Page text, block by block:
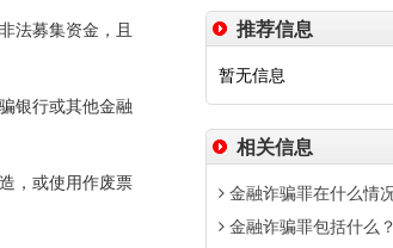
法募集资金，且
银行或其他金融
，或使用作废票
推荐信息
暂无信息
相关信息
金融诈骗罪在什么情
金融诈骗罪包括什么？